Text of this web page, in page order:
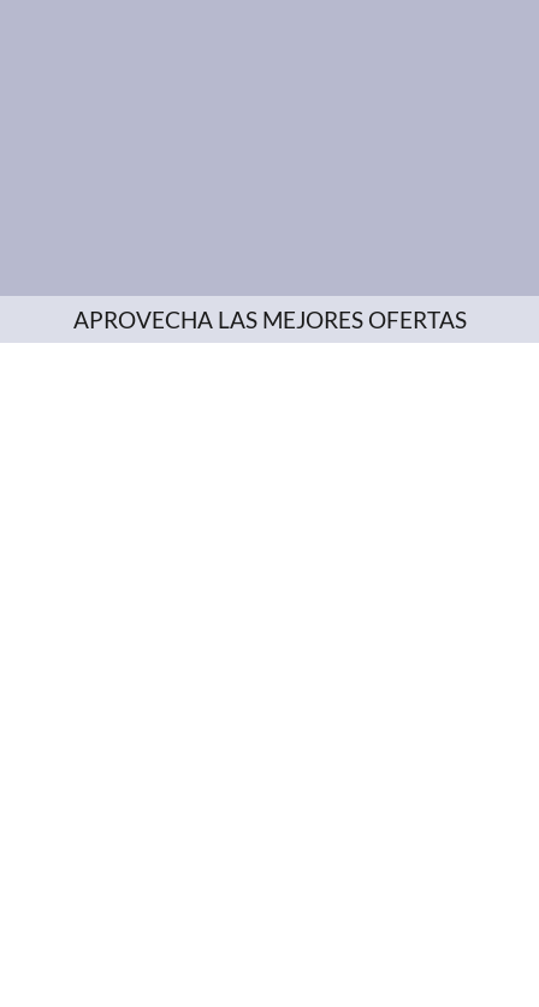
APROVECHA LAS MEJORES OFERTAS